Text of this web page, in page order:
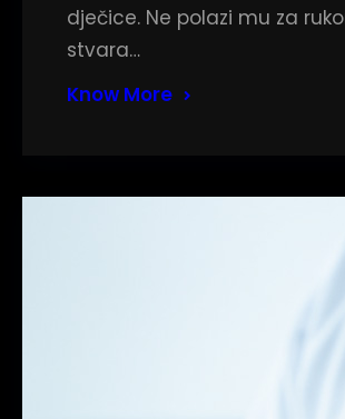
dječice. Ne polazi mu za
stvara…
Know More